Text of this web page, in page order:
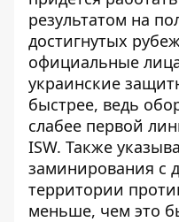
результатом на
достигнутых
официальные
украинские
быстрее, ведь
слабее первой
ISW. Также
заминирования с
территории
меньше, чем это